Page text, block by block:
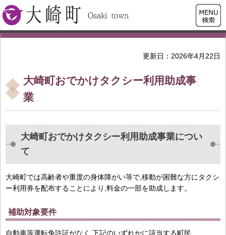
大崎町
検索・
共通メ
ニュー
更新日：2026年4月22日
大崎町おでかけタクシー利用助成事
業
大崎町おでかけタクシー利用助成事業につい
て
大崎町では高齢者や重度の身体障がい等で,移動が困難な方にタクシ
ー利用券を配布することにより,料金の一部を助成します。
補助対象要件
自動車等運転免許証がなく,下記のいずれかに該当する町民